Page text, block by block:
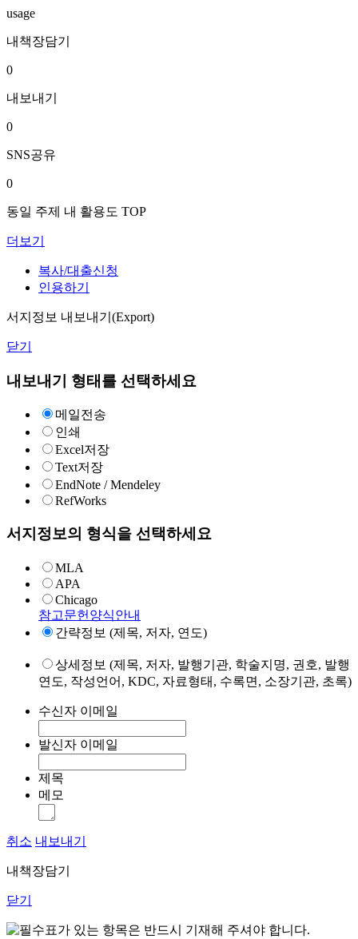
usage
내책장담기
0
내보내기
0
SNS공유
0
동일 주제 내 활용도 TOP
더보기
복사/대출신청
인용하기
서지정보 내보내기(Export)
닫기
내보내기 형태를 선택하세요
메일전송
인쇄
Excel저장
Text저장
EndNote / Mendeley
RefWorks
서지정보의 형식을 선택하세요
MLA
APA
Chicago
참고문헌양식안내
간략정보 (제목, 저자, 연도)
상세정보 (제목, 저자, 발행기관, 학술지명, 권호, 발행
연도, 작성언어, KDC, 자료형태, 수록면, 소장기관, 초록)
수신자 이메일
발신자 이메일
제목
메모
취소 내보내기
내책장담기
닫기
표가 있는 항목은 반드시 기재해 주셔야 합니다.